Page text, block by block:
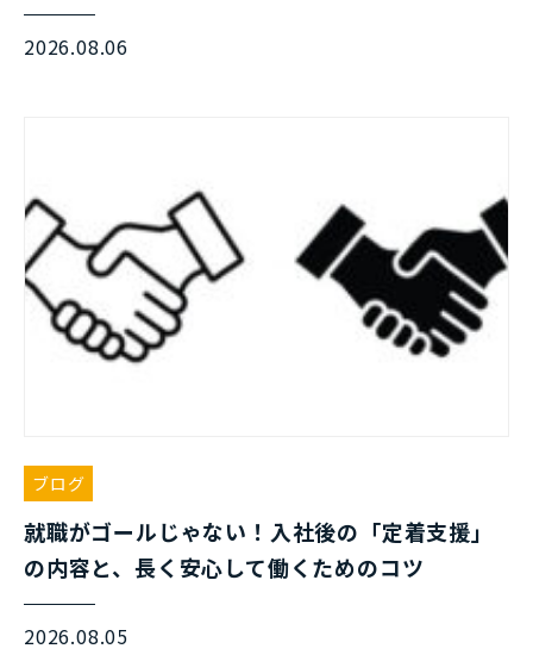
2026.08.06
ブログ
就職がゴールじゃない！入社後の「定着支援」
の内容と、長く安心して働くためのコツ
2026.08.05